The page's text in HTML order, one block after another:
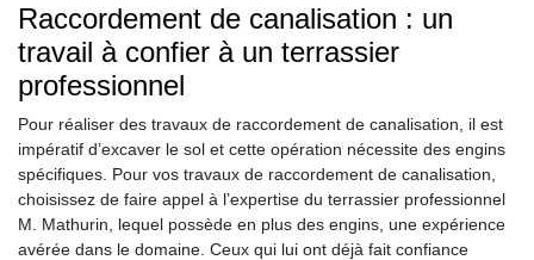
Raccordement de canalisation : un
travail à confier à un terrassier
professionnel
Pour réaliser des travaux de raccordement de canalisation, il est
impératif d’excaver le sol et cette opération nécessite des engins
spécifiques. Pour vos travaux de raccordement de canalisation,
choisissez de faire appel à l’expertise du terrassier professionnel
M. Mathurin, lequel possède en plus des engins, une expérience
avérée dans le domaine. Ceux qui lui ont déjà fait confiance